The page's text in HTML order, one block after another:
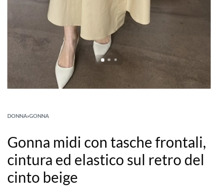
DONNA›GONNA
Gonna midi con tasche frontali,
cintura ed elastico sul retro del
cinto beige